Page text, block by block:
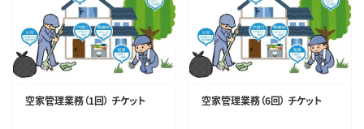
空家管理業務（1回） チケット 空家管理業務（6回） チケット